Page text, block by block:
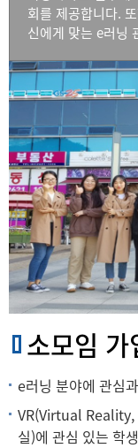
회를 제공합니다.
신에게 맞는 e러닝
소모임 가
e러닝 분야에 관심
VR(Virtual Reality,
실)에 관심 있는 학생